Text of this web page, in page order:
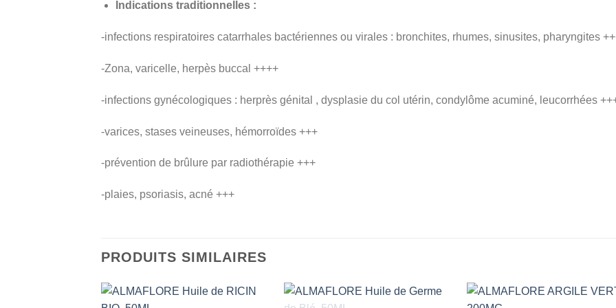
Indications traditionnelles :
-infections respiratoires catarrhales bactériennes ou virales : bronchites, rhumes, sinusites, pharyngites
-Zona, varicelle, herpès buccal ++++
-infections gynécologiques : herprès génital , dysplasie du col utérin, condylôme acuminé, leucorrhées
-varices, stases veineuses, hémorroïdes +++
-prévention de brûlure par radiothérapie +++
-plaies, psoriasis, acné +++
PRODUITS SIMILAIRES